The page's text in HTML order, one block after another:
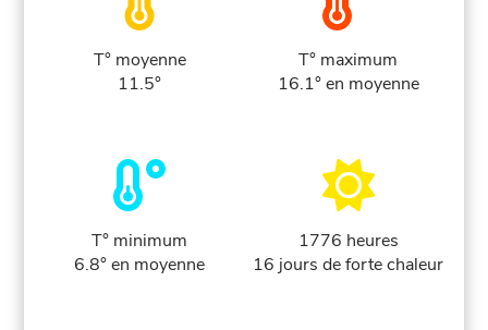
T° moyenne
11.5°
T° maximum
16.1° en moyenne
T° minimum
6.8° en moyenne
1776 heures
16 jours de forte chaleur